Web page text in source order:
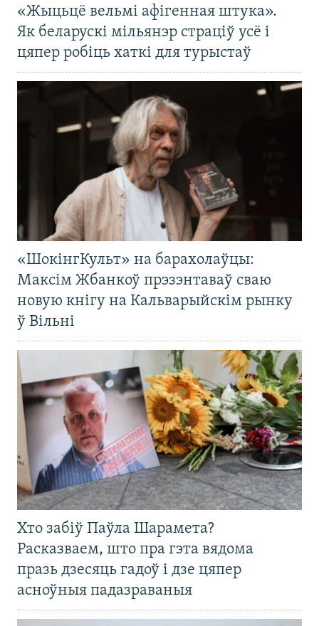
«Жыцьцё вельмі афігенная штука».
Як беларускі мільянэр страціў усё і
цяпер робіць хаткі для турыстаў
«ШокінгКульт» на барахолаўцы:
Максім Жбанкоў прэзэнтаваў сваю
новую кнігу на Кальварыйскім рынку
ў Вільні
Хто забіў Паўла Шарамета?
Расказваем, што пра гэта вядома
празь дзесяць гадоў і дзе цяпер
асноўныя падазраваныя